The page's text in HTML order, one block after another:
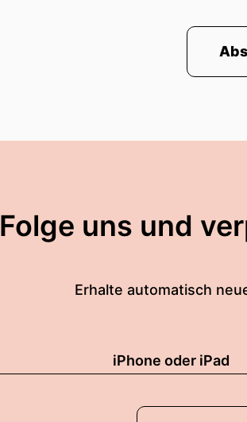
Folge uns und
Erhalte automatisch
iPhone oder iPad